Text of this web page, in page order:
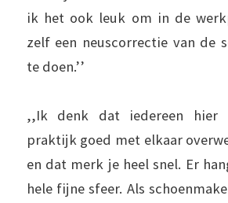
ik het ook leuk om in de
zelf een neuscorrectie van de
te doen.’’
,,Ik denk dat iedereen hier
praktijk goed met elkaar
en dat merk je heel snel. Er
hele fijne sfeer. Als